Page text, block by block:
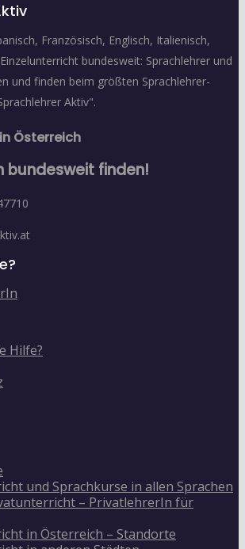
Französisch, Englisch, Italienisch,
bundesweit: Sprachlehrer und
und finden beim größten Sprachlehrer-
Aktiv".
Österreich
bundesweit finden!
Hilfe?
und Sprachkurse in allen Sprachen
– PrivatlehrerIn für
in Österreich – Standorte